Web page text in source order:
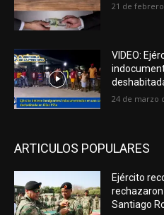
21 de
VIDEO:
24 de marzo
ARTICULOS POPULARES
Ejército
Santiago